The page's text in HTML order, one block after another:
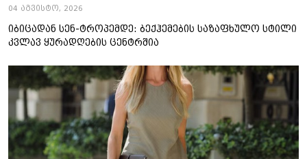
04 აგვისტო, 2026
იბიცადან სენ-ტროპემდე: ბექჰემების საზაფხულო სტილი
კვლავ ყურადღების ცენტრშია